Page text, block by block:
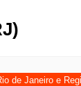
de Janeiro e